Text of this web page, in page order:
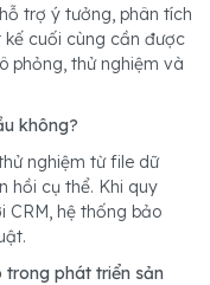
trợ ý tưởng, phân tích
kế cuối cùng cần được
phỏng, thử nghiệm và
không?
nghiệm từ file dữ
hồi cụ thể. Khi quy
CRM, hệ thống bảo
phát triển sản